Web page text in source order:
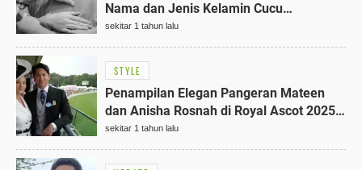
Nama dan Jenis Kelamin Cucu
Pertamanya 1
sekitar 1 tahun lalu
STYLE
Penampilan Elegan Pangeran Mateen
dan Anisha Rosnah di Royal Ascot 2025:
5 Fakta Menarik
sekitar 1 tahun lalu